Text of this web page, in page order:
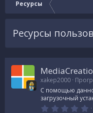
Ресурсы
Ресурсы
xakep2000
C помощью
загрузочный
0